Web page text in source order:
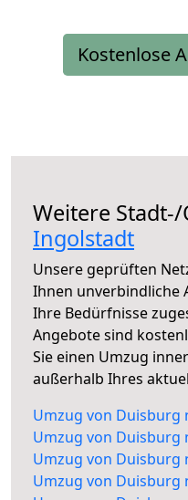
Kostenlose
Weitere
Ingolstadt
Unsere geprüften
Ihnen unverbindliche
Ihre Bedürfnisse
Angebote sind
Sie einen Umzug
außerhalb Ihres
Umzug von Duisburg
Umzug von Duisburg
Umzug von Duisburg
Umzug von Duisburg